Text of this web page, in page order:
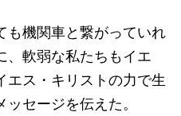
も機関車と繋がっていれ
、軟弱な私たちもイエ
エス・キリストの力で生
セージを伝えた。